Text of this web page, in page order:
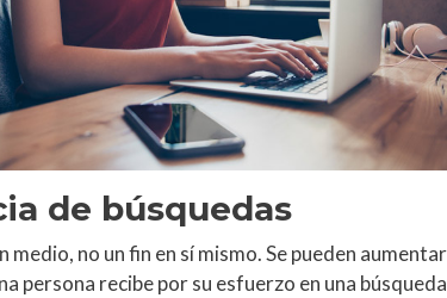
de búsquedas
medio, no un fin en sí mismo. Se pueden
persona recibe por su esfuerzo en una